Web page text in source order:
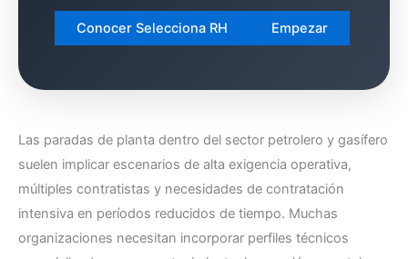
Conocer Selecciona RH Empezar
Las paradas de planta dentro del sector petrolero y gasífero
suelen implicar escenarios de alta exigencia operativa,
múltiples contratistas y necesidades de contratación
intensiva en períodos reducidos de tiempo. Muchas
organizaciones necesitan incorporar perfiles técnicos